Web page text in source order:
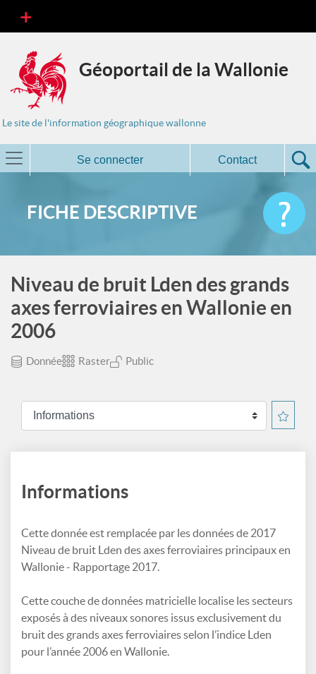
Géoportail de la Wallonie
Le site de l'information géographique wallonne
Se connecter Contact
FICHE DESCRIPTIVE
Niveau de bruit Lden des grands
axes ferroviaires en Wallonie en
2006
Donnée Raster Public
Informations
Cette donnée est remplacée par les données de 2017
Niveau de bruit Lden des axes ferroviaires principaux en
Wallonie - Rapportage 2017.
Cette couche de données matricielle localise les secteurs
exposés à des niveaux sonores issus exclusivement du
bruit des grands axes ferroviaires selon l’indice Lden
pour l’année 2006 en Wallonie.